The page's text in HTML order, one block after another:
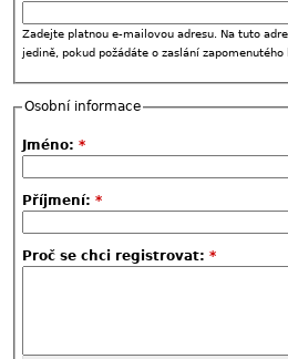
Zadejte platnou e-mailovou adresu. Na tuto
jedině, pokud požádáte o zaslání
Osobní informace
Jméno: *
Příjmení: *
Proč se chci registrovat: *